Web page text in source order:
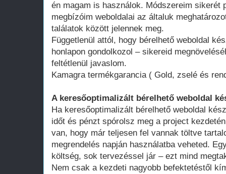
én magam is használok. Módszereim sikerét
megbízóim weboldalai az általuk
találatok között jelennek meg.
Függetlenül attól, hogy bérelhető weboldal
honlapon gondolkozol – sikereid
feltétlenül javaslom.
Kamagra termékgarancia ( Gold, zselé és
A keresőoptimalizált bérelhető weboldal
Ha keresőoptimalizált bérelhető weboldal
időt és pénzt spórolsz meg a project
van, hogy már teljesen fel vannak töltve
megrendelés napján használatba veheted.
költség, sok tervezéssel jár – ezt mind
Nem csak a kezdeti nagyobb befektetéstől